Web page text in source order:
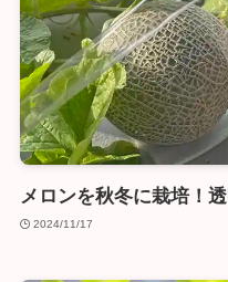
メロンを秋冬に栽培！
2024/11/17